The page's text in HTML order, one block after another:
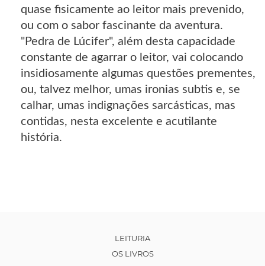
quase fisicamente ao leitor mais prevenido,
ou com o sabor fascinante da aventura.
"Pedra de Lúcifer", além desta capacidade
constante de agarrar o leitor, vai colocando
insidiosamente algumas questões prementes,
ou, talvez melhor, umas ironias subtis e, se
calhar, umas indignações sarcásticas, mas
contidas, nesta excelente e acutilante
história.
LEITURIA
OS LIVROS